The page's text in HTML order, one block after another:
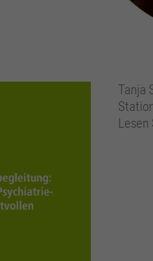
Tanja
Lesen